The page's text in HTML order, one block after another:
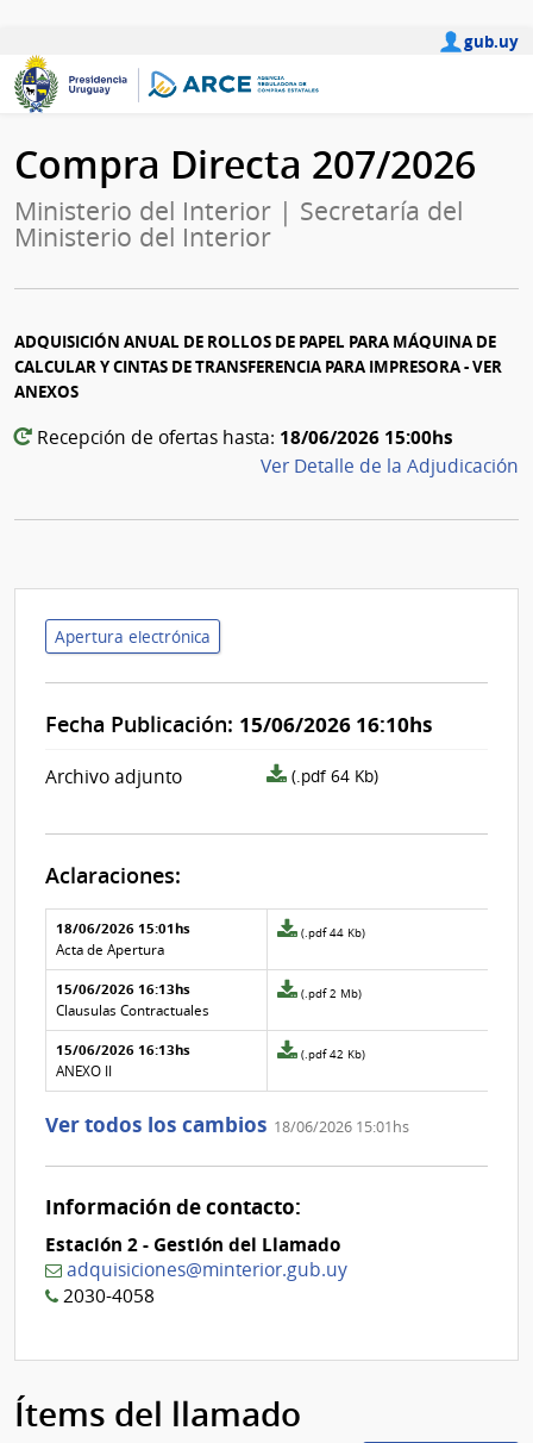
gub.uy
Compra Directa 207/2026
Ministerio del Interior | Secretaría del
Ministerio del Interior
ADQUISICIÓN ANUAL DE ROLLOS DE PAPEL PARA MÁQUINA DE
CALCULAR Y CINTAS DE TRANSFERENCIA PARA IMPRESORA - VER
ANEXOS
Recepción de ofertas hasta: 18/06/2026 15:00hs
Ver Detalle de la Adjudicación
Apertura electrónica
Fecha Publicación: 15/06/2026 16:10hs
Archivo adjunto
archivo
(.pdf 64 Kb)
Aclaraciones:
Aclaraciones del llamado
Fecha y
texto de
la
aclaración
Archivo
de la
aclaración
18/06/2026 15:01hs
Acta de Apertura
Archivo
de
la
Nº
2
(.pdf 44 Kb)
15/06/2026 16:13hs
Clausulas Contractuales
Archivo
de
la
Nº
(.pdf 2 Mb)
15/06/2026 16:13hs
ANEXO II
Archivo
de
aclaración
0
(.pdf 42 Kb)
Ver todos los cambios 18/06/2026 15:01hs
Información de contacto:
Estación 2 - Gestión del Llamado
adquisiciones@minterior.gub.uy
2030-4058
Ítems del llamado